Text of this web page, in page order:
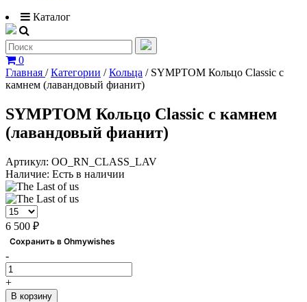
Каталог
0
Главная /Категории /Кольца / SYMPTOM Кольцо Classic с
камнем (лавандовый фианит)
SYMPTOM Кольцо Classic с камнем
(лавандовый фианит)
Артикул: OO_RN_CLASS_LAV
Наличие: Есть в наличии
6 500 ₽
Сохранить в Ohmywishes
-
+
В корзину